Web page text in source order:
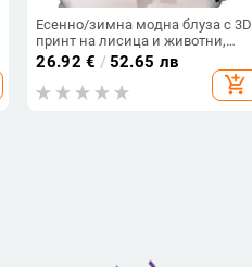
Есенно/зимна модна блуза с 3D
принт на лисица и животни,
унисекс, ежедневна блуза за
двойки, мъжко облекло
26.92 € /52.65 лв
add_shopping_cart